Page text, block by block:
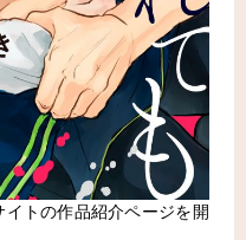
トの作品紹介ページを開